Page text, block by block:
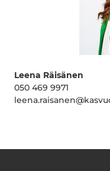
Leena Räisänen
050 469 9971